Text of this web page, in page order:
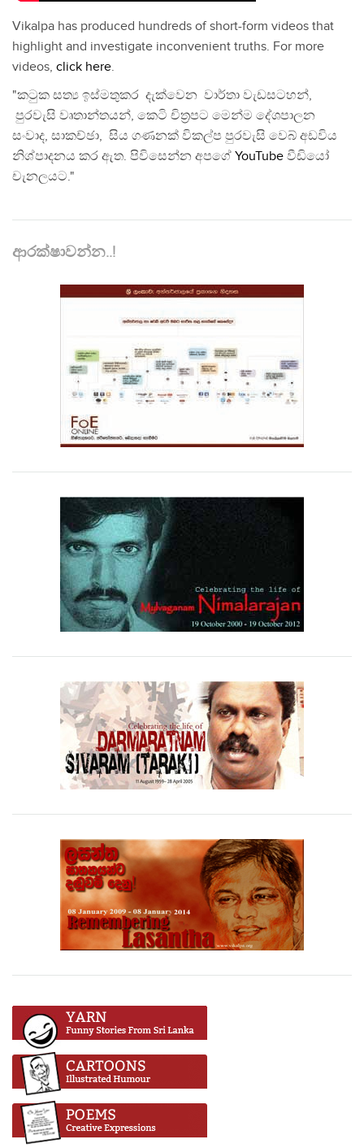
Vikalpa has produced hundreds of short-form videos that
highlight and investigate inconvenient truths. For more
videos, click here.
"කටුක සත්‍ය ඉස්මතුකර දැක්වෙන වාර්තා වැඩසටහන්,
පුරවැසි වෘතාන්තයන්, කෙටි චිත්‍රපට මෙන්ම දේශපාලන
සංවාද, සාකච්ඡා, සිය ගණනක් විකල්ප පුරවැසි වෙබ් අඩවිය
නිශ්පාදනය කර ඇත. පිවිසෙන්න අපගේ YouTube වීඩියෝ
චැනලයට."
ආරක්ෂාවන්න..!